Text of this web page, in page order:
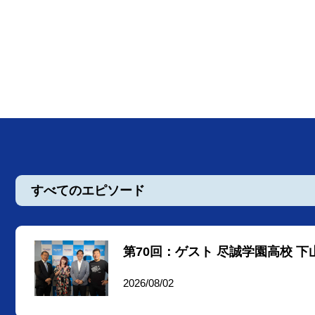
すべてのエピソード
第70回：ゲスト 尽誠学園高校 下
2026/08/02